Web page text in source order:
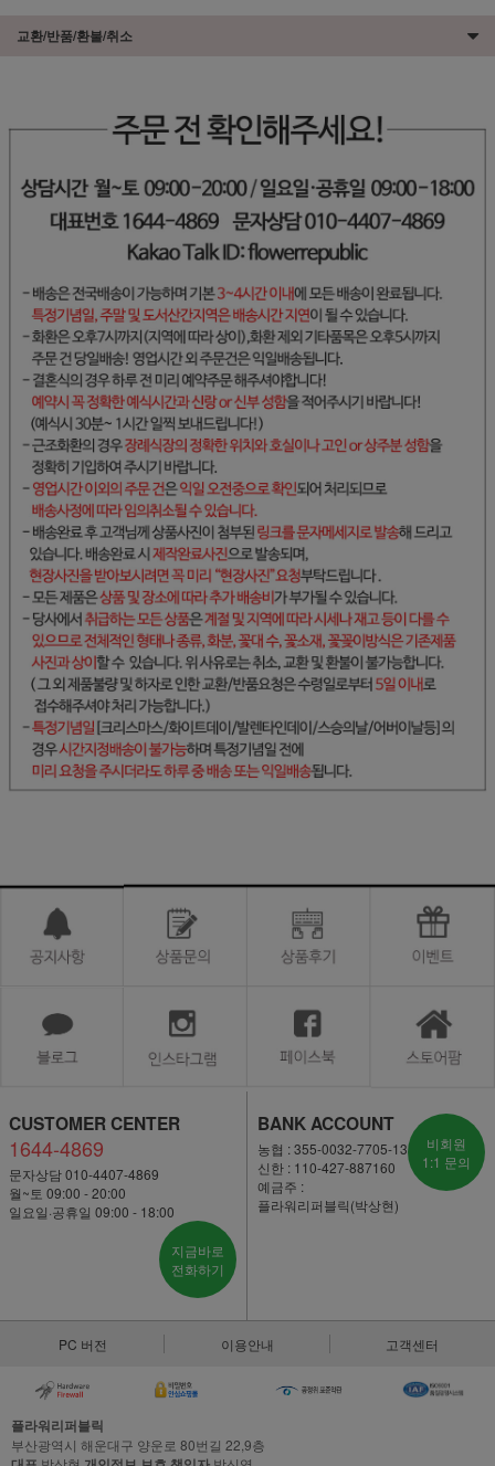
교환/반품/환불/취소
CUSTOMER CENTER
1644-4869
문자상담 010-4407-4869
월~토 09:00 - 20:00
일요일·공휴일 09:00 - 18:00
지금바로
전화하기
BANK ACCOUNT
농협 : 355-0032-7705-13
신한 : 110-427-887160
예금주 :
플라워리퍼블릭(박상현)
비회원
1:1 문의
PC 버전 이용안내 고객센터
플라워리퍼블릭
부산광역시 해운대구 양운로 80번길 22,9층